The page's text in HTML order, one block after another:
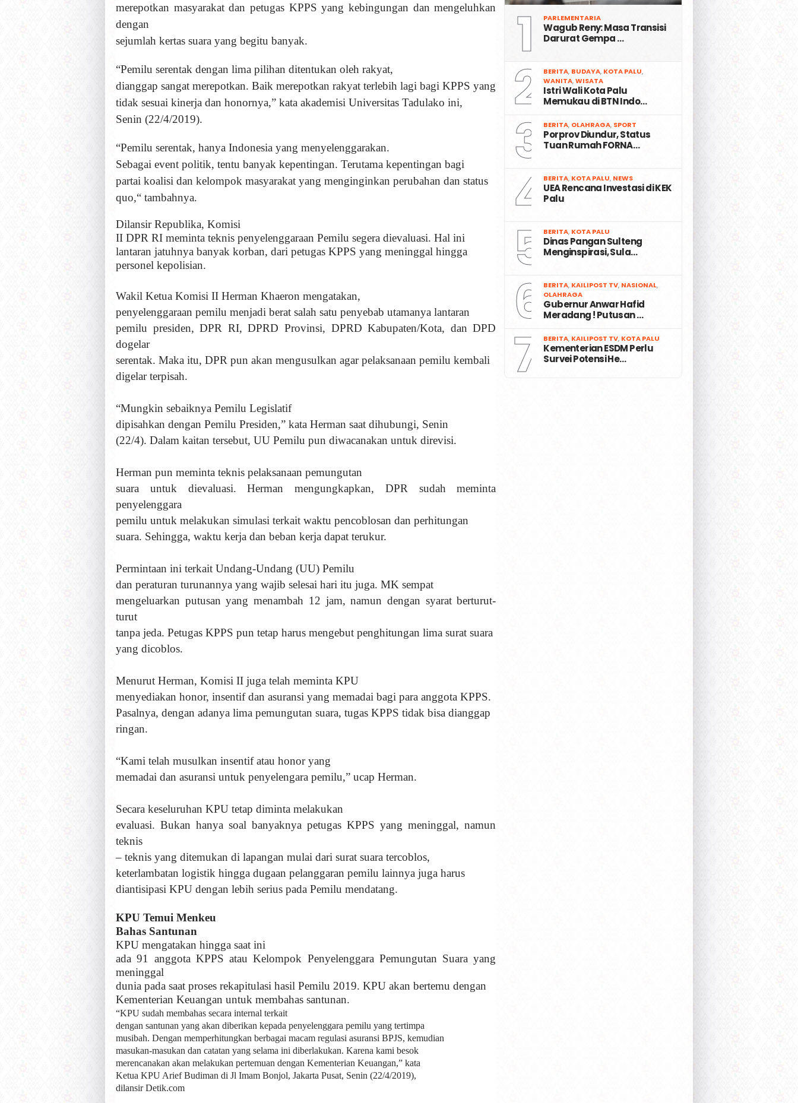
merepotkan masyarakat dan petugas KPPS yang kebingungan dan mengeluhkan
dengan
sejumlah kertas suara yang begitu banyak.
“Pemilu serentak dengan lima pilihan ditentukan oleh rakyat,
dianggap sangat merepotkan. Baik merepotkan rakyat terlebih lagi bagi KPPS yang
tidak sesuai kinerja dan honornya,” kata akademisi Universitas Tadulako ini,
Senin (22/4/2019).
“Pemilu serentak, hanya Indonesia yang menyelenggarakan.
Sebagai event politik, tentu banyak kepentingan. Terutama kepentingan bagi
partai koalisi dan kelompok masyarakat yang menginginkan perubahan dan status
quo,“ tambahnya.
Dilansir Republika, Komisi
II DPR RI meminta teknis penyelenggaraan Pemilu segera dievaluasi. Hal ini
lantaran jatuhnya banyak korban, dari petugas KPPS yang meninggal hingga
personel kepolisian.
Wakil Ketua Komisi II Herman Khaeron mengatakan,
penyelenggaraan pemilu menjadi berat salah satu penyebab utamanya lantaran
pemilu presiden, DPR RI, DPRD Provinsi, DPRD Kabupaten/Kota, dan DPD
dogelar
serentak. Maka itu, DPR pun akan mengusulkan agar pelaksanaan pemilu kembali
digelar terpisah.
“Mungkin sebaiknya Pemilu Legislatif
dipisahkan dengan Pemilu Presiden,” kata Herman saat dihubungi, Senin
(22/4). Dalam kaitan tersebut, UU Pemilu pun diwacanakan untuk direvisi.
Herman pun meminta teknis pelaksanaan pemungutan
suara untuk dievaluasi. Herman mengungkapkan, DPR sudah meminta
penyelenggara
pemilu untuk melakukan simulasi terkait waktu pencoblosan dan perhitungan
suara. Sehingga, waktu kerja dan beban kerja dapat terukur.
Permintaan ini terkait Undang-Undang (UU) Pemilu
dan peraturan turunannya yang wajib selesai hari itu juga. MK sempat
mengeluarkan putusan yang menambah 12 jam, namun dengan syarat berturut-
turut
tanpa jeda. Petugas KPPS pun tetap harus mengebut penghitungan lima surat suara
yang dicoblos.
Menurut Herman, Komisi II juga telah meminta KPU
menyediakan honor, insentif dan asuransi yang memadai bagi para anggota KPPS.
Pasalnya, dengan adanya lima pemungutan suara, tugas KPPS tidak bisa dianggap
ringan.
“Kami telah musulkan insentif atau honor yang
memadai dan asuransi untuk penyelengara pemilu,” ucap Herman.
Secara keseluruhan KPU tetap diminta melakukan
evaluasi. Bukan hanya soal banyaknya petugas KPPS yang meninggal, namun
teknis
– teknis yang ditemukan di lapangan mulai dari surat suara tercoblos,
keterlambatan logistik hingga dugaan pelanggaran pemilu lainnya juga harus
diantisipasi KPU dengan lebih serius pada Pemilu mendatang.
KPU Temui Menkeu
Bahas Santunan
KPU mengatakan hingga saat ini
ada 91 anggota KPPS atau Kelompok Penyelenggara Pemungutan Suara yang
meninggal
dunia pada saat proses rekapitulasi hasil Pemilu 2019. KPU akan bertemu dengan
Kementerian Keuangan untuk membahas santunan.
“KPU sudah membahas secara internal terkait
dengan santunan yang akan diberikan kepada penyelenggara pemilu yang tertimpa
musibah. Dengan memperhitungkan berbagai macam regulasi asuransi BPJS, kemudian
masukan-masukan dan catatan yang selama ini diberlakukan. Karena kami besok
merencanakan akan melakukan pertemuan dengan Kementerian Keuangan,” kata
Ketua KPU Arief Budiman di Jl Imam Bonjol, Jakarta Pusat, Senin (22/4/2019),
dilansir Detik.com
1 PARLEMENTARIA
Wagub Reny: Masa Transisi
Darurat Gempa …
2 BERITA, BUDAYA, KOTA PALU,
WANITA,WISATA
Istri Wali Kota Palu
Memukau di BTN Indo…
3 BERITA, OLAHRAGA, SPORT
Porprov Diundur, Status
Tuan Rumah FORNA…
4 BERITA, KOTA PALU, NEWS
UEA Rencana Investasi di KEK
Palu
5 BERITA, KOTA PALU
Dinas Pangan Sulteng
Menginspirasi, Sula…
6 BERITA, KAILIPOST TV, NASIONAL,
OLAHRAGA
Gubernur Anwar Hafid
Meradang ! Putusan …
7 BERITA, KAILIPOST TV, KOTA PALU
Kementerian ESDM Perlu
Survei Potensi He…